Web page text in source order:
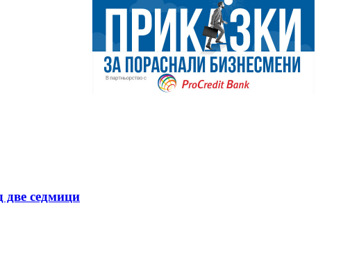
две седмици